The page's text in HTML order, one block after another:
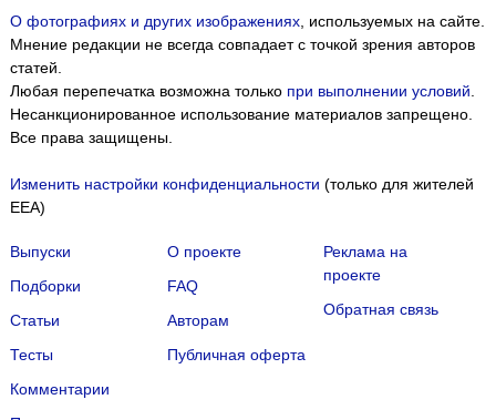
О фотографиях и других изображениях, используемых на сайте.
Мнение редакции не всегда совпадает с точкой зрения авторов
статей.
Любая перепечатка возможна только при выполнении условий
Несанкционированное использование материалов запрещено.
Все права защищены.
Изменить настройки конфиденциальности (только для жителей
EEA)
Выпуски
Подборки
Статьи
Тесты
Комментарии
О проекте
FAQ
Авторам
Публичная оферта
Реклама на
проекте
Обратная связь